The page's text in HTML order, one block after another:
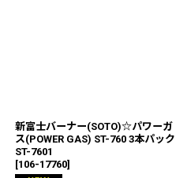
新富士バーナー(SOTO)☆パワーガ
ス(POWER GAS) ST-760 3本パック
ST-7601
[106-17760]